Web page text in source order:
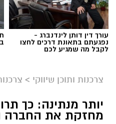
עורך דין דותן לינדנברג -
נפגעתם בתאונת דרכים לחצו
לקבל מה שמגיע לכם
צרכנות ותוכן שיווקי >
יותר מנתינה: כך
מחזקת את החברה